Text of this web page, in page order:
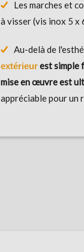
Les marches et
à visser (vis inox 5 x
Au-delà de
extérieurest simple
mise en œuvre est
appréciable pour un